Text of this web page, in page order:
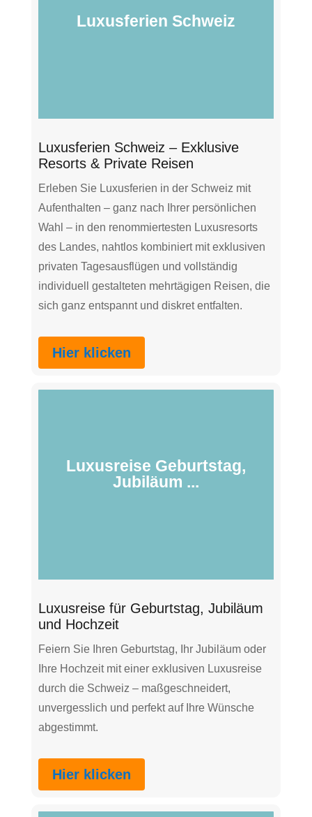
Luxusferien Schweiz
Luxusferien Schweiz – Exklusive
Resorts & Private Reisen
Erleben Sie Luxusferien in der Schweiz mit
Aufenthalten – ganz nach Ihrer persönlichen
Wahl – in den renommiertesten Luxusresorts
des Landes, nahtlos kombiniert mit exklusiven
privaten Tagesausflügen und vollständig
individuell gestalteten mehrtägigen Reisen, die
sich ganz entspannt und diskret entfalten.
Hier klicken
Luxusreise Geburtstag,
Jubiläum ...
Luxusreise für Geburtstag, Jubiläum
und Hochzeit
Feiern Sie Ihren Geburtstag, Ihr Jubiläum oder
Ihre Hochzeit mit einer exklusiven Luxusreise
durch die Schweiz – maßgeschneidert,
unvergesslich und perfekt auf Ihre Wünsche
abgestimmt.
Hier klicken